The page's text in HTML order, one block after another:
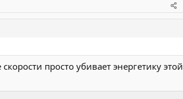
просто убивает энергетику этой